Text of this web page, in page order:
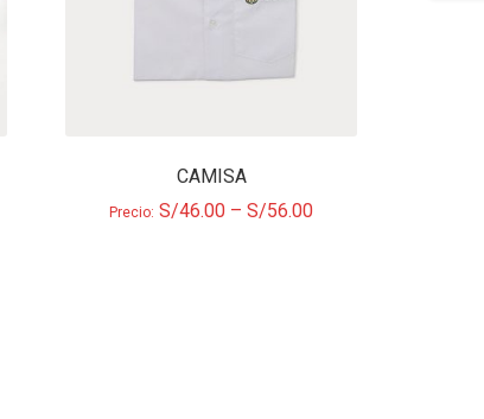
CAMISA
Precio: S/46.00 –S/56.00